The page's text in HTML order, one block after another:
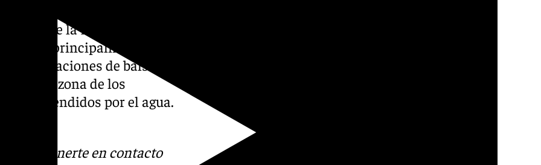
Jerez de la Frontera, donde
principalmente
acumulaciones de balsas
o en la zona de los
sorprendidos por el agua.
Puedes ponerte en contacto